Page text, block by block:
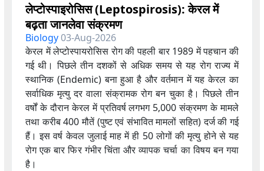
लेप्टोस्पाइरोसिस (Leptospirosis): केरल में
बढ़ता जानलेवा संक्रमण
Biology03-Aug-2026
केरल में लेप्टोस्पायरोसिस रोग की पहली बार 1989 में पहचान की
गई थी। पिछले तीन दशकों से अधिक समय से यह रोग राज्य में
स्थानिक (Endemic) बना हुआ है और वर्तमान में यह केरल का
सर्वाधिक मृत्यु दर वाला संक्रामक रोग बन चुका है। पिछले तीन
वर्षों के दौरान केरल में प्रतिवर्ष लगभग 5,000 संक्रमण के मामले
तथा करीब 400 मौतें (पुष्ट एवं संभावित मामलों सहित) दर्ज की गई
हैं। इस वर्ष केवल जुलाई माह में ही 50 लोगों की मृत्यु होने से यह
रोग एक बार फिर गंभीर चिंता और व्यापक चर्चा का विषय बन गया
है।